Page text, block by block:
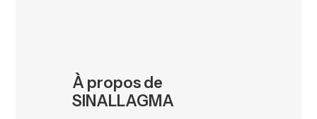
À propos de
SINALLAGMA